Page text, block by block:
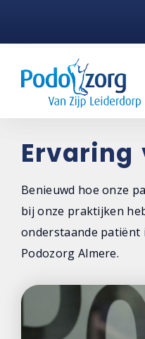
Podologie
Behandelingen
Over ons
Ervaring
Benieuwd hoe onze
bij onze praktijken
onderstaande patiënt
Podozorg Almere.